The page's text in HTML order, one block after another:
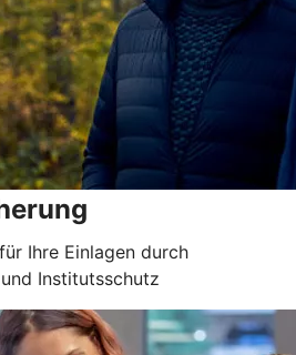
Ihre Einlagen durch
Institutsschutz